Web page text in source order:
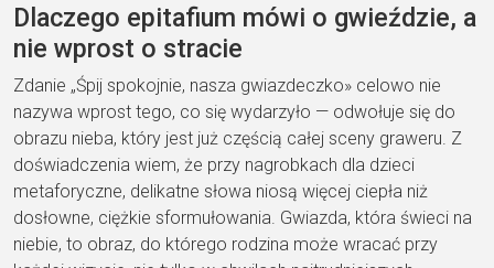
Dlaczego epitafium mówi o gwieździe, a
nie wprost o stracie
Zdanie „Śpij spokojnie, nasza gwiazdeczko» celowo nie
nazywa wprost tego, co się wydarzyło — odwołuje się do
obrazu nieba, który jest już częścią całej sceny graweru. Z
doświadczenia wiem, że przy nagrobkach dla dzieci
metaforyczne, delikatne słowa niosą więcej ciepła niż
dosłowne, ciężkie sformułowania. Gwiazda, która świeci na
niebie, to obraz, do którego rodzina może wracać przy